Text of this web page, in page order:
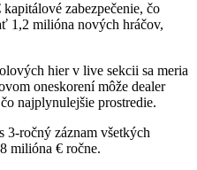
zabezpečenie, čo
1,2 milióna nových hráčov,
hier v live sekcii sa meria
oneskorení môže dealer
najplynulejšie prostredie.
3‑ročný záznam všetkých
milióna € ročne.